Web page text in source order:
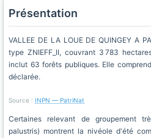
Présentation
VALLEE DE LA LOUE DE QUINGEY A
type ZNIEFF_II, couvrant 3 783
inclut 63 forêts publiques. Elle
déclarée.
Source : INPN — PatriNat
Certaines relevant de groupement
palustris) montrent la nivéole d'été